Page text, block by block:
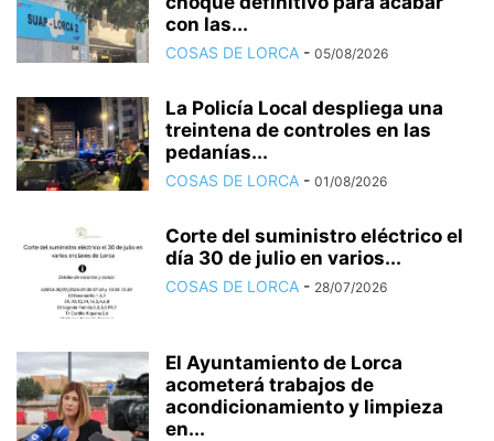
con las...
COSAS DE LORCA - 05/08/2026
La Policía Local despliega una
treintena de controles en las
pedanías...
COSAS DE LORCA - 01/08/2026
Corte del suministro eléctrico el
día 30 de julio en varios...
COSAS DE LORCA - 28/07/2026
El Ayuntamiento de Lorca
acometerá trabajos de
acondicionamiento y limpieza
en...